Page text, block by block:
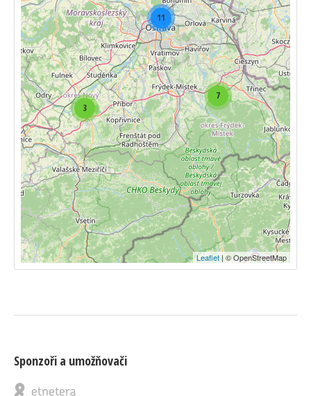
3
7
11
Leaflet | © OpenStreetMap
Sponzoři a umožňovači